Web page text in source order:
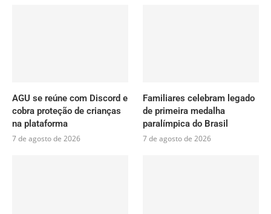
AGU se reúne com Discord e
cobra proteção de crianças
na plataforma
7 de agosto de 2026
Familiares celebram legado
de primeira medalha
paralímpica do Brasil
7 de agosto de 2026